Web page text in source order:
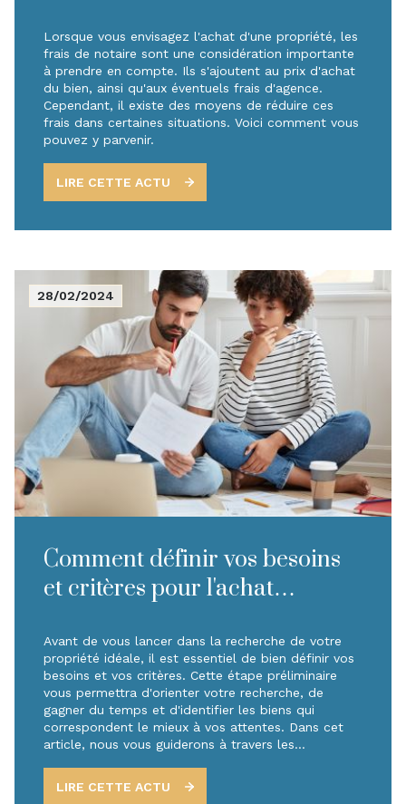
Lorsque vous envisagez l'achat d'une propriété, les
frais de notaire sont une considération importante
à prendre en compte. Ils s'ajoutent au prix d'achat
du bien, ainsi qu'aux éventuels frais d'agence.
Cependant, il existe des moyens de réduire ces
frais dans certaines situations. Voici comment vous
pouvez y parvenir.
LIRE CETTE ACTU
28/02/2024
Comment définir vos besoins
et critères pour l'achat
Avant de vous lancer dans la recherche de votre
propriété idéale, il est essentiel de bien définir vos
besoins et vos critères. Cette étape préliminaire
vous permettra d'orienter votre recherche, de
gagner du temps et d'identifier les biens qui
correspondent le mieux à vos attentes. Dans cet
article, nous vous guiderons à travers les
immobilier.
LIRE CETTE ACTU